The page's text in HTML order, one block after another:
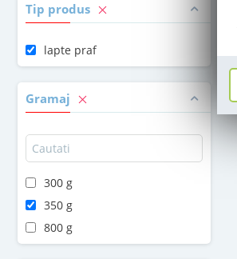
Tip produs
lapte praf
Gramaj
300 g
350 g
800 g